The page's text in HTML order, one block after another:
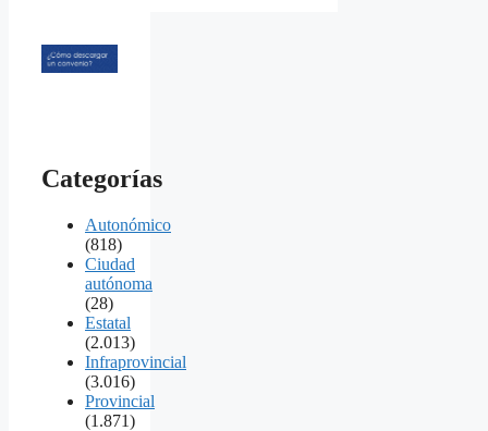
Categorías
Autonómico
(818)
Ciudad
autónoma
(28)
Estatal
(2.013)
Infraprovincial
(3.016)
Provincial
(1.871)